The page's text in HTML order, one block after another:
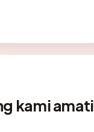
kami amati